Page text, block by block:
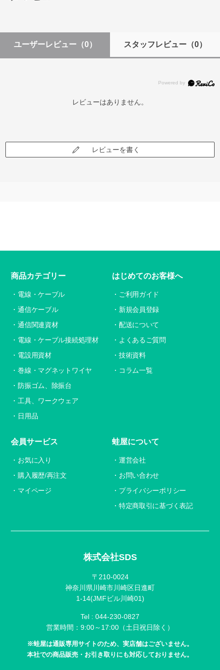
ユーザーレビュー （0） スタッフレビュー（0）
レビューはありません。
レビューを書く
株式会社SDS
〒210-0024
神奈川県川崎市川崎区日進町
1-14(JMFビル川崎01)
Tel : 044-230-0827
営業時間：9:00～17:00（土日祝日除く）
※蛙屋は通販専用サイトのため、実店舗はございません。
本社での商品販売・お引き取りにも対応しておりません。
商品カテゴリー
電線・ケーブル
通信ケーブル
通信関連資材
電線・ケーブル接続処理材
電設用資材
巻線・マグネットワイヤ
防振ゴム、除振台
工具、ワークウェア
日用品
はじめてのお客様へ
ご利用ガイド
新規会員登録
配送について
よくあるご質問
技術資料
コラム一覧
会員サービス
お気に入り
購入履歴/再注文
マイページ
蛙屋について
運営会社
お問い合わせ
プライバシーポリシー
特定商取引に基づく表記